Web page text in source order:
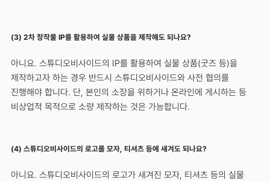
(3) 2차 창작물 IP를 활용하여 실물 상품을 제작해도 되나요?
아니요. 스튜디오비사이드의 IP를 활용하여 실물 상품(굿즈 등)을
제작하고자 하는 경우 반드시 스튜디오비사이드와 사전 협의를
진행해야 합니다. 단, 본인의 소장을 위하거나 온라인에 게시하는 등
비상업적 목적으로 소량 제작하는 것은 가능합니다.
(4) 스튜디오비사이드의 로고를 모자, 티셔츠 등에 새겨도 되나요?
아니요. 스튜디오비사이드의 로고가 새겨진 모자, 티셔츠 등의 실물